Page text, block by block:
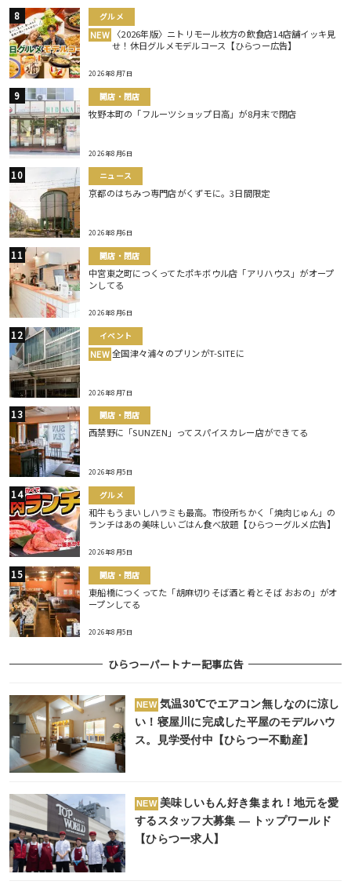
グルメ
NEW 〈2026年版〉ニトリモール枚方の飲食店14店舗イッキ見
せ！休日グルメモデルコース【ひらつー広告】
2026年8月7日
開店・閉店
牧野本町の「フルーツショップ日高」が8月末で閉店
2026年8月6日
ニュース
京都のはちみつ専門店がくずモに。3日間限定
2026年8月6日
開店・閉店
中宮東之町につくってたポキボウル店「アリハウス」がオープ
ンしてる
2026年8月6日
イベント
NEW 全国津々浦々のプリンがT-SITEに
2026年8月7日
開店・閉店
西禁野に「SUNZEN」ってスパイスカレー店ができてる
2026年8月5日
グルメ
和牛もうまいしハラミも最高。市役所ちかく「焼肉じゅん」の
ランチはあの美味しいごはん食べ放題【ひらつーグルメ広告】
2026年8月5日
開店・閉店
東船橋につくってた「胡麻切りそば酒と肴とそば おおの」がオ
ープンしてる
2026年8月5日
ひらつーパートナー記事広告
NEW 気温30℃でエアコン無しなのに涼し
い！寝屋川に完成した平屋のモデルハウ
ス。見学受付中【ひらつー不動産】
NEW 美味しいもん好き集まれ！地元を愛
するスタッフ大募集 ― トップワールド
【ひらつー求人】